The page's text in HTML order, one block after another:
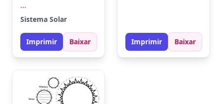
vermelho para dar
vida ao planeta
gigante. Experimente
misturar cores para
turbilhão nas faixas.
...
Sistema Solar
Imprimir Baixar
sobre papel preto
para criar um efeito
de poeira estelar.
Imprimir Baixar